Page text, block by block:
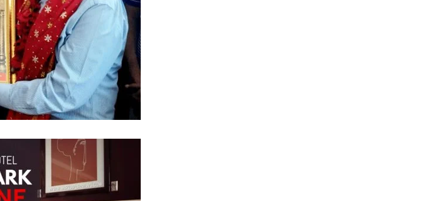
News
in
Hindi,